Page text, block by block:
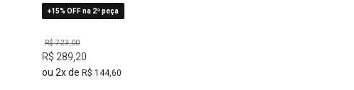
+15% OFF na 2ª peça
R$723,00
R$ 289,20
2
R$ 144,60